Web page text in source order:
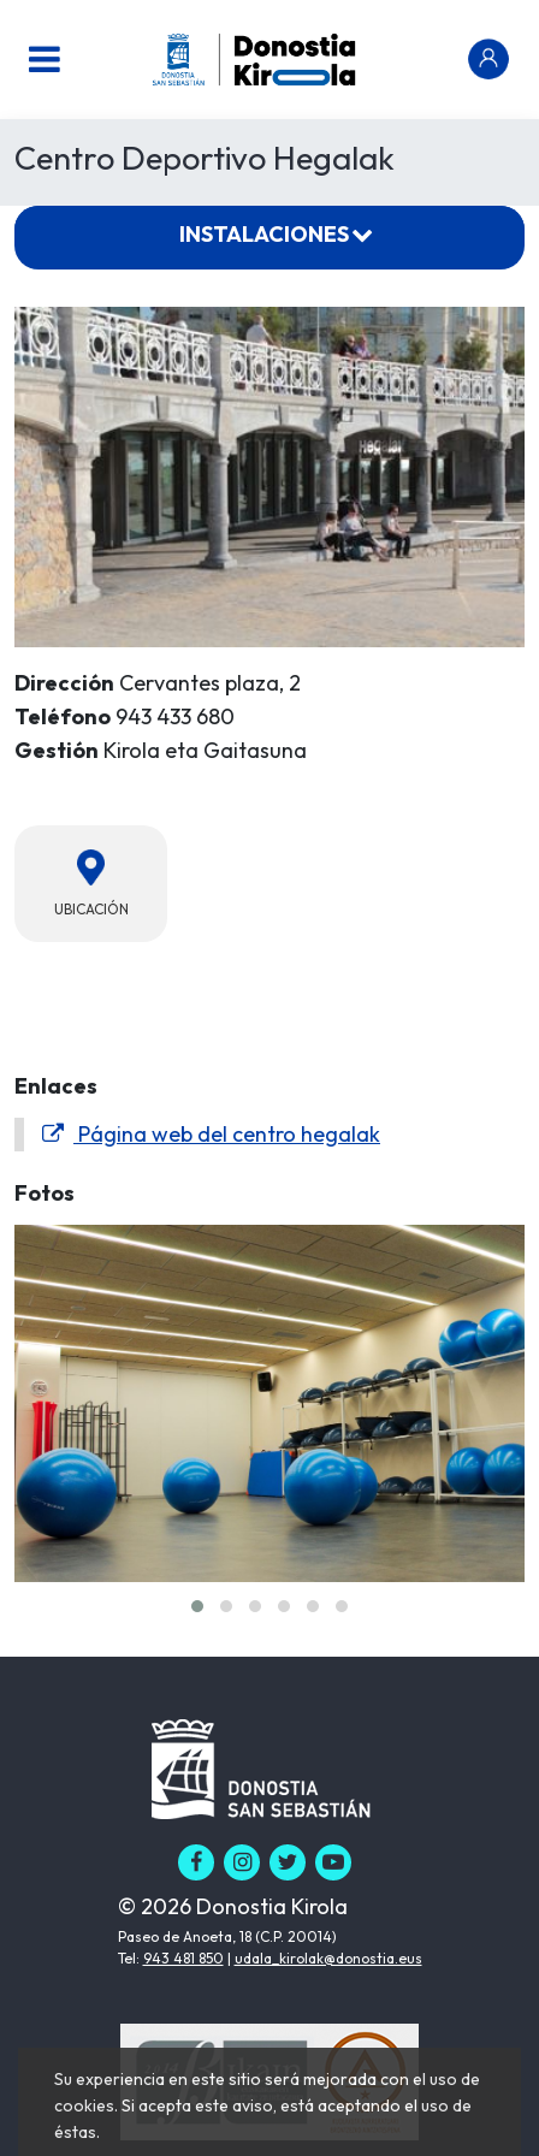
Centro Deportivo Hegalak
Dirección Cervantes plaza, 2
Teléfono 943 433 680
Gestión Kirola eta Gaitasuna
UBICACIÓN
Enlaces
Página web del centro hegalak
Fotos
INSTALACIONES
© 2026 Donostia Kirola
Paseo de Anoeta, 18 (C.P. 20014)
Tel: 943 481 850 | udala_kirolak@donostia.eus
Su experiencia en este sitio será mejorada con el uso de
cookies. Si acepta este aviso, está aceptando el uso de
éstas.